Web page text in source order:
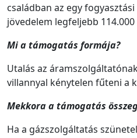
családban az egy
jövedelem legfeljebb
Mi a támogatás formája?
Utalás az
villannyal kénytelen fűteni a
Mekkora a támogatás
Ha a gázszolgáltatás